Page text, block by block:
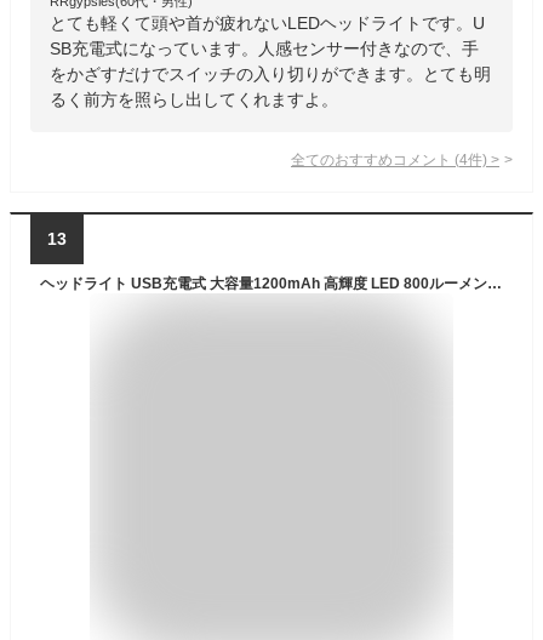
とても軽くて頭や首が疲れないLEDヘッドライトです。U
SB充電式になっています。人感センサー付きなので、手
をかざすだけでスイッチの入り切りができます。とても明
るく前方を照らし出してくれますよ。
全てのおすすめコメント (4件) >
13
ヘッドライト USB充電式 大容量1200mAh 高輝度 LED 800ルーメン 手振りセンサー機能付き 4種点灯モード 防水防塵 30°角度調整可 最適 登山 キャンプ 散歩 作業 夜釣り アウトドア 災害 停電用 小型 超軽量 ヘッド ライト